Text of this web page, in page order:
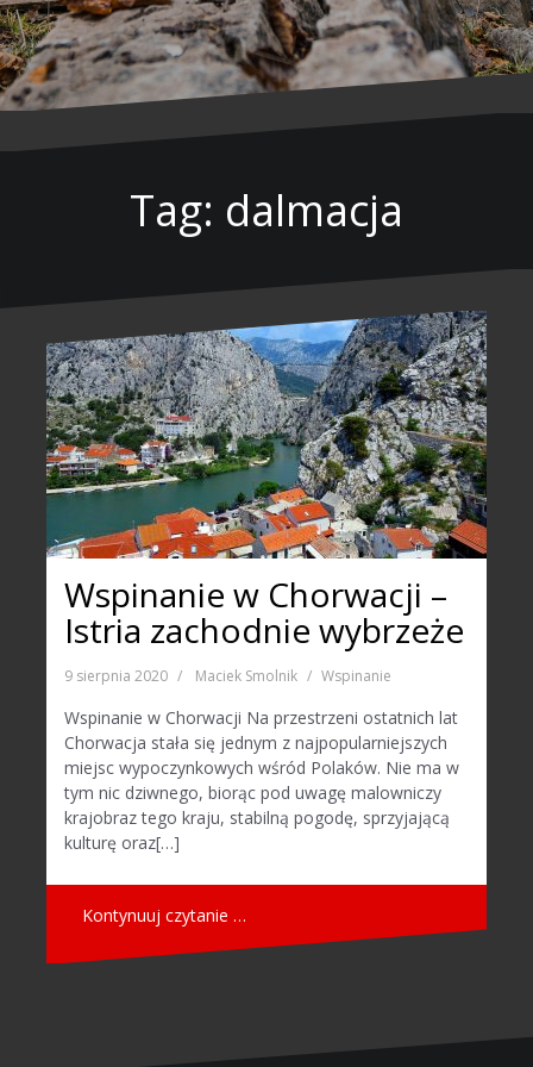
Tag: dalmacja
Wspinanie w Chorwacji –
Istria zachodnie wybrzeże
9 sierpnia 2020 Maciek Smolnik Wspinanie
Wspinanie w Chorwacji Na przestrzeni ostatnich lat
Chorwacja stała się jednym z najpopularniejszych
miejsc wypoczynkowych wśród Polaków. Nie ma w
tym nic dziwnego, biorąc pod uwagę malowniczy
krajobraz tego kraju, stabilną pogodę, sprzyjającą
kulturę oraz[…]
Kontynuuj czytanie …